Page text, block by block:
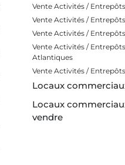
Vente Activités /
Vente Activités /
Vente Activités /
Vente Activités /
Atlantiques
Vente Activités /
Locaux
Locaux
vendre